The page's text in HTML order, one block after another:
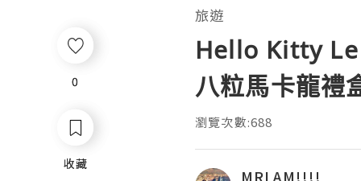
0
收藏
旅遊
Hello Kitty Le
八粒馬卡龍禮
瀏覽次數:688
MRLAM!!!!
0
收藏